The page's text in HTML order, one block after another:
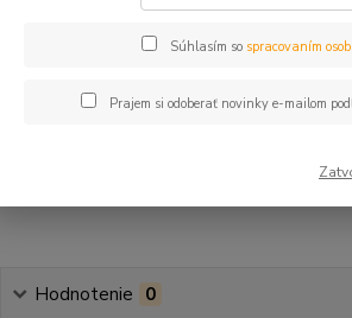
Hodnotenie 0
Súhlasím so spracovaním
Prajem si odoberať novinky e-mailom